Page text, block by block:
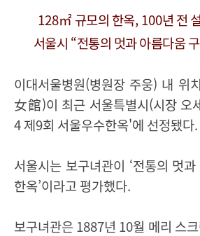
128㎡규모의 한옥, 100년 전
서울시 “전통의 멋과 아름다움
이대서울병원(병원장 주웅) 내 위
女館)이 최근 서울특별시(시장 오
4제9회 서울우수한옥'에 선정됐다.
서울시는 보구녀관이 ‘전통의 멋
한옥’이라고 평가했다.
보구녀관은1887년 10월 메리 스